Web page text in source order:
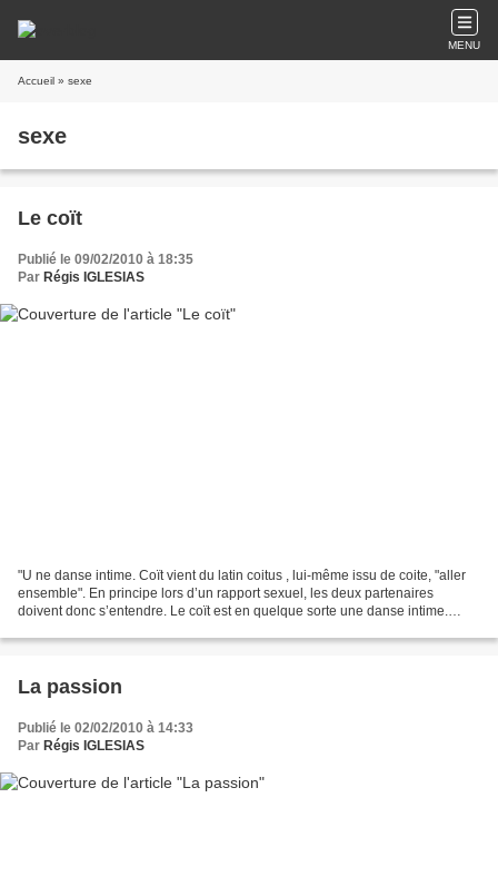
MENU
Accueil » sexe
sexe
Le coït
Publié le 09/02/2010 à 18:35
Par Régis IGLESIAS
"U ne danse intime. Coït vient du latin coitus , lui-même issu de coite, "aller
ensemble". En principe lors d’un rapport sexuel, les deux partenaires
doivent donc s’entendre. Le coït est en quelque sorte une danse intime.
La passion
Publié le 02/02/2010 à 14:33
Par Régis IGLESIAS